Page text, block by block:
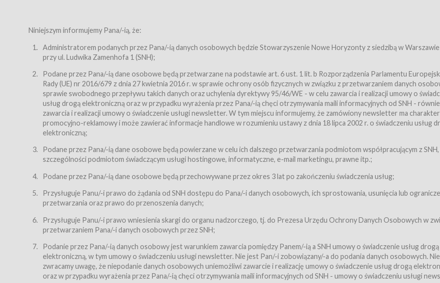
Bilety – wybrane dokumenty potwierdzające zawarcie umowy z Usługodawcą i uprawniające do wzięcia udziału w Wydarzeniu,
przewidziane przez Usługodawcę dla danego Wydarzenia, tj. uprawniające do uczestnictwa w wielu albo w pojedynczych seansach
filmowych, wydarzeniach specjalnych i koncertach;
Sklep – sklep internetowy prowadzony przez Usługodawcę w Serwisie;
Regulamin – niniejszy regulamin.
§ 2
Postanowienia ogólne
Regulamin określa zasady:
świadczenia Usługobiorcom Usług przez Usługodawcę, z zastrzeżeniem usług, o których mowa w ust. 2 pkt. 4 i 5 poniżej,
zasady świadczenia precyzują odrębne regulaminy,
przetwarzania przez Usługodawcę danych osobowych Usługobiorców będących osobami fizycznymi.
Usługodawca świadczy w szczególności następujące Usługi:Usługodawca świadczy Usługi drogą elektroniczną w rozumieniu
dnia 18 lipca 2002 r. o świadczeniu usług drogą elektroniczną (Dz.U. z 2002 r., Nr 144, poz. 1204, z późń. zm.). Usługi świadczone są
nieodpłatnie.
usługę przeglądania i odczytywania przez Usługobiorców materiałów zamieszczanych w Serwisie,
usługę newsletter,
usługę zawierania na odległość umów nabycia Karnetów i Biletów,
usługę zawierania na odległość umów sprzedaży w Sklepie.
Usługodawca świadczy Usługi drogą elektroniczną w rozumieniu ustawy z dnia 18 lipca 2002 r. o świadczeniu usług drogą
(Dz.U. z 2002 r., Nr 144, poz. 1204, z późń. zm.). Usługi świadczone są nieodpłatnie.
Niniejszym informujemy Pana/-ią, że:
Administratorem podanych przez Pana/-ią danych osobowych będzie Stowarzyszenie Nowe Horyzonty z siedzibą w
przy ul. Ludwika Zamenhofa 1 (SNH);
Podane przez Pana/-ią dane osobowe będą przetwarzane na podstawie art. 6 ust. 1 lit. b Rozporządzenia Parlamentu
Rady (UE) nr 2016/679 z dnia 27 kwietnia 2016 r. w sprawie ochrony osób fizycznych w związku z przetwarzaniem danych
sprawie swobodnego przepływu takich danych oraz uchylenia dyrektywy 95/46/WE - w celu zawarcia i realizacji umowy o
usług drogą elektroniczną oraz w przypadku wyrażenia przez Pana/-ią chęci otrzymywania maili informacyjnych od SNH -
zawarcia i realizacji umowy o świadczenie usługi newsletter. W tym miejscu informujemy, że zamówiony newsletter ma charakter
promocyjno-reklamowy i może zawierać informacje handlowe w rozumieniu ustawy z dnia 18 lipca 2002 r. o świadczeniu usług
elektroniczną;
Podane przez Pana/-ią dane osobowe będą powierzane w celu ich dalszego przetwarzania podmiotom współpracującym z
szczególności podmiotom świadczącym usługi hostingowe, informatyczne, e-mail marketingu, prawne itp.;
Podane przez Pana/-ią dane osobowe będą przechowywane przez okres 3 lat po zakończeniu świadczenia usług;
Przysługuje Panu/-i prawo do żądania od SNH dostępu do Pana/-i danych osobowych, ich sprostowania, usunięcia lub
przetwarzania oraz prawo do przenoszenia danych;
Przysługuje Panu/-i prawo wniesienia skargi do organu nadzorczego, tj. do Prezesa Urzędu Ochrony Danych Osobowych w
przetwarzaniem Pana/-i danych osobowych przez SNH;
Podanie przez Pana/-ią danych osobowy jest warunkiem zawarcia pomiędzy Panem/-ią a SNH umowy o świadczenie usług drogą
elektroniczną, w tym umowy o świadczeniu usługi newsletter. Nie jest Pan/-i zobowiązany/-a do podania danych osobowych.
zwracamy uwagę, że niepodanie danych osobowych uniemożliwi zawarcie i realizację umowy o świadczenie usług drogą
oraz w przypadku wyrażenia przez Pana/-ią chęci otrzymywania maili informacyjnych od SNH - umowy o świadczeniu usługi